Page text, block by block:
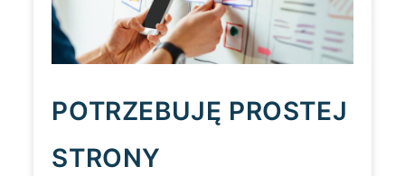
POTRZEBUJĘ PROSTEJ
STRONY